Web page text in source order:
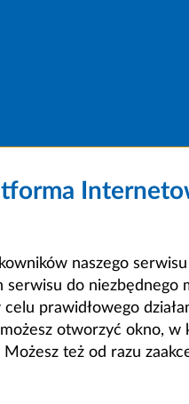
naszego
do niezbędnego
prawidłowego
możesz otworzyć okno,
też od razu